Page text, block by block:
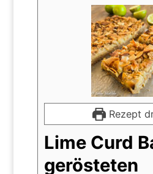
Rezept
Lime Curd
gerösteten